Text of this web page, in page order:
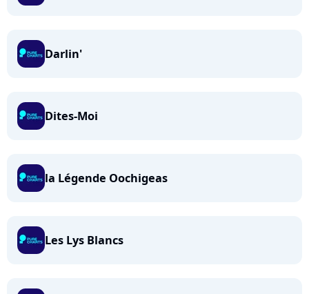
Darlin'
Dites-Moi
la Légende Oochigeas
Les Lys Blancs